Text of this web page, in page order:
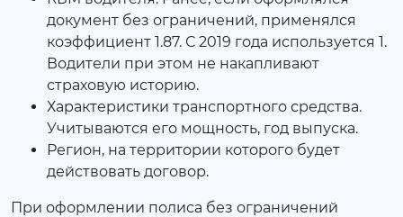
документ без ограничений, применялся
коэффициент 1.87. С 2019 года используется 1.
Водители при этом не накапливают
страховую историю.
Характеристики транспортного средства.
Учитываются его мощность, год выпуска.
Регион, на территории которого будет
действовать договор.
При оформлении полиса без ограничений